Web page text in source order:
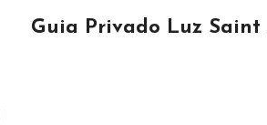
Guia Privado Luz Saint